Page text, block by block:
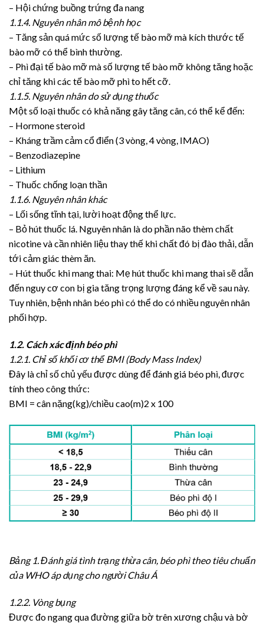
– Hội chứng buồng trứng đa nang
1.1.4. Nguyên nhân mô bệnh học
– Tăng sản quá mức số lượng tế bào mỡ mà kích thước tế
bào mỡ có thể bình thường.
– Phì đại tế bào mỡ mà số lượng tế bào mỡ không tăng hoặc
chỉ tăng khi các tế bào mỡ phì to hết cỡ.
1.1.5. Nguyên nhân do sử dụng thuốc
Một số loại thuốc có khả năng gây tăng cân, có thể kể đến:
– Hormone steroid
– Kháng trầm cảm cổ điển (3 vòng, 4 vòng, IMAO)
– Benzodiazepine
– Lithium
– Thuốc chống loạn thần
1.1.6. Nguyên nhân khác
– Lối sống tĩnh tại, lười hoạt động thể lực.
– Bỏ hút thuốc lá. Nguyên nhân là do phần não thèm chất
nicotine và cần nhiên liệu thay thế khi chất đó bị đào thải, dẫn
tới cảm giác thèm ăn.
– Hút thuốc khi mang thai: Mẹ hút thuốc khi mang thai sẽ dẫn
đến nguy cơ con bị gia tăng trọng lượng đáng kể về sau này.
Tuy nhiên, bệnh nhân béo phì có thể do có nhiều nguyên nhân
phối hợp.
1.2. Cách xác định béo phì
1.2.1. Chỉ số khối cơ thể BMI (Body Mass Index)
Đây là chỉ số chủ yếu được dùng để đánh giá béo phì, được
tính theo công thức:
BMI = cân nặng(kg)/chiều cao(m)2 x 100
Bảng 1. Đánh giá tình trạng thừa cân, béo phì theo tiêu chuẩn
của WHO áp dụng cho người Châu Á
1.2.2. Vòng bụng
Được đo ngang qua đường giữa bờ trên xương chậu và bờ